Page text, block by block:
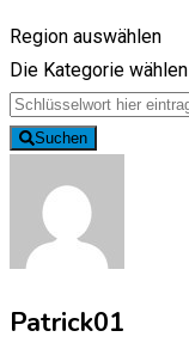
Region auswählen
Die Kategorie wählen
Suchen
Patrick01